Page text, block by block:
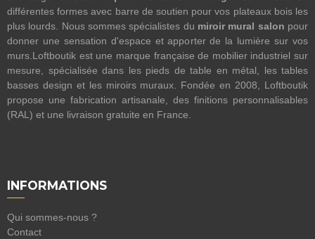
différentes formes avec barre de soutien pour vos plateaux bois les
plus lourds. Nous sommes spécialistes du miroir mural salon pour
donner une sensation d'espace et apporter de la lumière sur vos
murs.Loftboutik est une marque française de mobilier industriel sur
mesure, spécialisée dans les pieds de table en métal, les tables
basses design et les miroirs muraux. Fondée en 2008, Loftboutik
propose une fabrication artisanale, des finitions personnalisables
(RAL) et une livraison gratuite en France.
INFORMATIONS
Qui sommes-nous ?
Contact